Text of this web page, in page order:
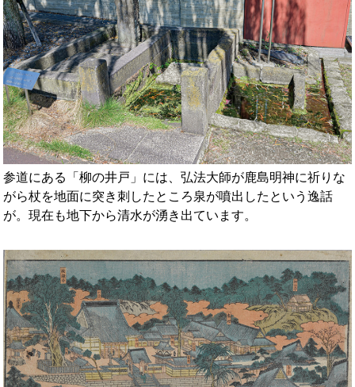
参道にある「柳の井戸」には、弘法大師が鹿島明神に祈りな
がら杖を地面に突き刺したところ泉が噴出したという逸話
が。現在も地下から清水が湧き出ています。